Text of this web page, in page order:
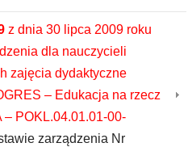
z dnia 30 lipca 2009 roku
dla nauczycieli
zajęcia dydaktyczne
– Edukacja na rzecz
– POKL.04.01.01-00-
zarządzenia Nr